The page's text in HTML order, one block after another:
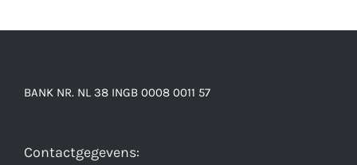
BANK NR. NL 38 INGB 0008 0011 57
Contactgegevens: